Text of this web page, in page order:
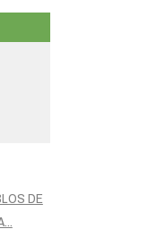
DE